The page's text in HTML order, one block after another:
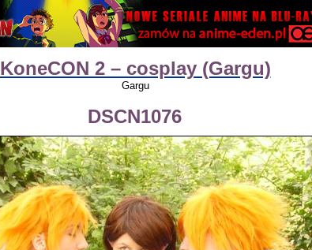
KoneCON 2 – cosplay (Gargu)
Gargu
DSCN1076